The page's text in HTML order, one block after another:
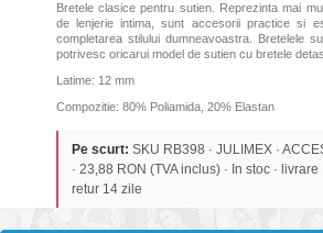
Bretele clasice pentru sutien. Reprezinta mai
de lenjerie intima, sunt accesorii practice si
completarea stilului dumneavoastra. Bretelele
potrivesc oricarui model de sutien cu bretele
Latime: 12 mm
Compozitie: 80% Poliamida, 20% Elastan
Pe scurt: SKU RB398 · JULIMEX ·
· 23,88 RON (TVA inclus) · In stoc · livrare
retur 14 zile